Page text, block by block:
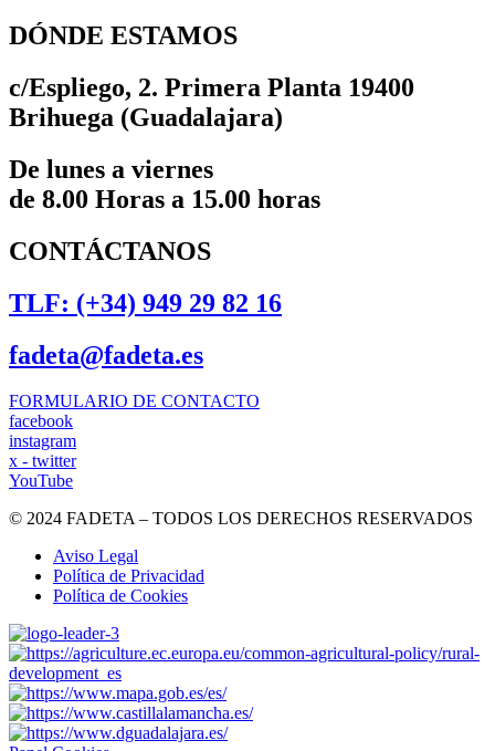
DÓNDE ESTAMOS
c/Espliego, 2. Primera Planta 19400
Brihuega (Guadalajara)
De lunes a viernes
de 8.00 Horas a 15.00 horas
CONTÁCTANOS
TLF: (+34) 949 29 82 16
fadeta@fadeta.es
FORMULARIO DE CONTACTO
facebook
instagram
x - twitter
YouTube
© 2024 FADETA – TODOS LOS DERECHOS RESERVADOS
Aviso Legal
Política de Privacidad
Política de Cookies